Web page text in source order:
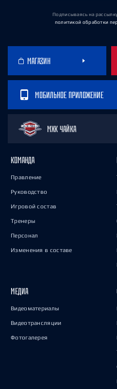
Подписываясь на
политикой обработки
МАГАЗИН
МОБИЛЬНОЕ ПРИЛОЖЕНИЕ
МХК ЧАЙКА
КОМАНДА
Правление
Руководство
Игровой состав
Тренеры
Персонал
Изменения в составе
МЕДИА
Видеоматериалы
Видеотрансляции
Фотогалерея